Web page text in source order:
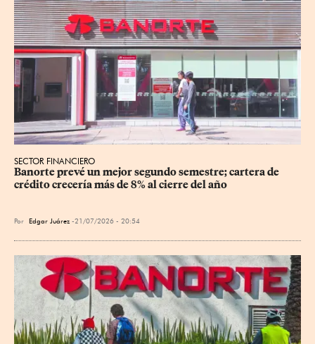
SECTOR FINANCIERO
Banorte prevé un mejor segundo semestre; cartera de
crédito crecería más de 8% al cierre del año
Por Edgar Juárez 21/07/2026 - 20:54